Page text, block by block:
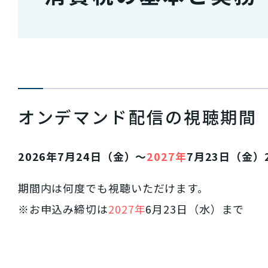
オンデマンド配信の視聴期間
2026年7月24日（金）～2027年7月23日（金
期間内は何度でも視聴いただけます。
※お申込み締切は2027年6月23日（水）まで